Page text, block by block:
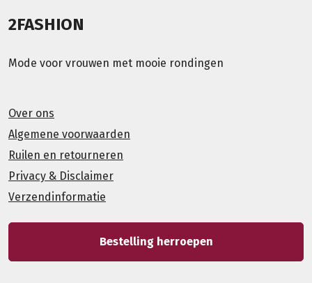
2FASHION
Mode voor vrouwen met mooie rondingen
Over ons
Algemene voorwaarden
Ruilen en retourneren
Privacy & Disclaimer
Verzendinformatie
Bestelling herroepen